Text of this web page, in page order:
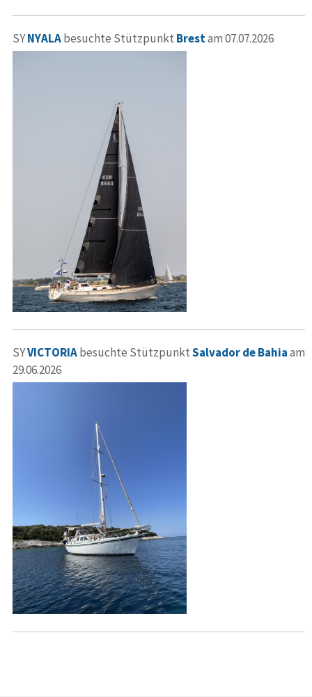
SYNYALAbesuchte Stützpunkt Brestam 07.07.2026
SYVICTORIAbesuchte StützpunktSalvador de Bahiaam
29.06.2026